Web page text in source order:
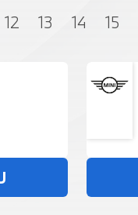
12 13 14 15